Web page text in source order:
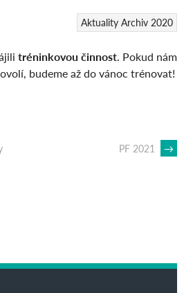
Aktuality Archiv 2020
tréninkovou činnost . Pokud nám
budeme až do vánoc trénovat!
PF 2021 →